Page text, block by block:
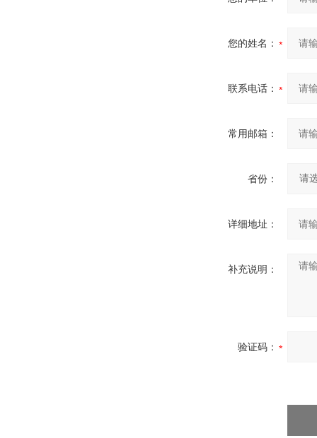
您的姓名：
联系电话：
常用邮箱：
省份：
详细地址：
补充说明：
验证码：